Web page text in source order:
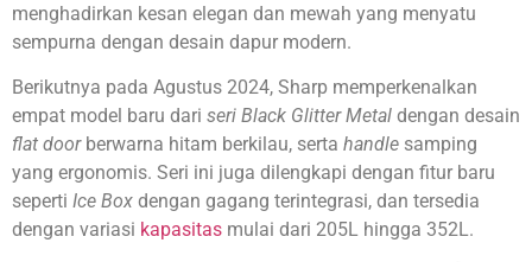
menghadirkan kesan elegan dan mewah yang menyatu
sempurna dengan desain dapur modern.
Berikutnya pada Agustus 2024, Sharp memperkenalkan
empat model baru dari seri Black Glitter Metal dengan desain
flat doorberwarna hitam berkilau, serta handle samping
yang ergonomis. Seri ini juga dilengkapi dengan fitur baru
seperti Ice Box dengan gagang terintegrasi, dan tersedia
dengan variasi kapasitas mulai dari 205L hingga 352L.